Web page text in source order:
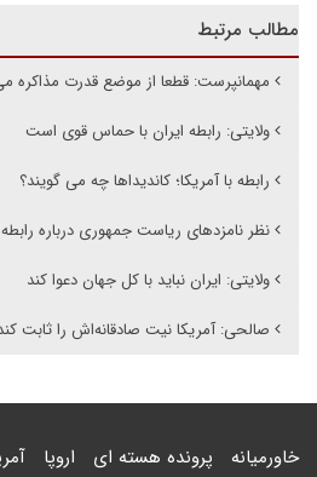
مطالب مرتبط
مهمانپرست: قطعا از موضع قدرت مذاکره
ولایتی: رابطه ایران با حماس قوی است
رابطه با آمریکا؛ کاندیداها چه می گویند؟
نظر نامزدهای ریاست جمهوری درباره رابطه
ولایتی: ایران نباید با کل جهان دعوا کند
صالحی: آمریکا نیت صادقانه‌اش را ثابت
خاورمیانه پرونده هسته ای اروپا